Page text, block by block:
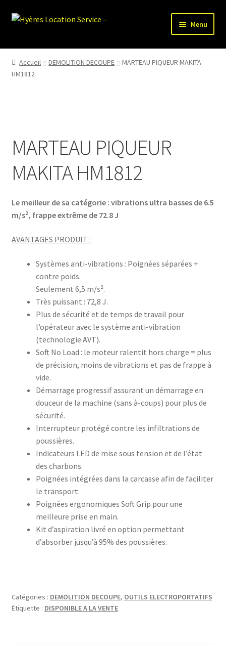
Aller
Aller
Menu
HLS-ACCUEIL
LOCATION MATERIEL
Accueil DEMOLITION DECOUPE
MARTEAU PIQUEUR MAKITA
HM1812
MARTEAU PIQUEUR
MAKITA HM1812
Le meilleur de sa catégorie : vibrations ultra basses de 6.5
m/s², frappe extrême de 72.8 J
AVANTAGES PRODUIT :
Systèmes anti-vibrations : Poignées séparées +
contre poids.
Seulement 6,5 m/s².
Très puissant : 72,8 J.
Plus de sécurité et de temps de travail pour
l’opérateur avec le système anti-vibration
(technologie AVT).
Soft No Load : le moteur ralentit hors charge = plus
de précision, moins de vibrations et pas de frappe à
vide.
Démarrage progressif assurant un démarrage en
douceur de la machine (sans à-coups) pour plus de
sécurité.
Interrupteur protégé contre les infiltrations de
poussières.
Indicateurs LED de mise sous tension et de l’état
des charbons.
Poignées intégrées dans la carcasse afin de faciliter
le transport.
Poignées ergonomiques Soft Grip pour une
meilleure prise en main.
Kit d’aspiration livré en option permettant
d’absorber jusqu’à 95% des poussières.
Catégories : DEMOLITION DECOUPE, OUTILS ELECTROPORTATIFS
Étiquette : DISPONIBLE A LA VENTE